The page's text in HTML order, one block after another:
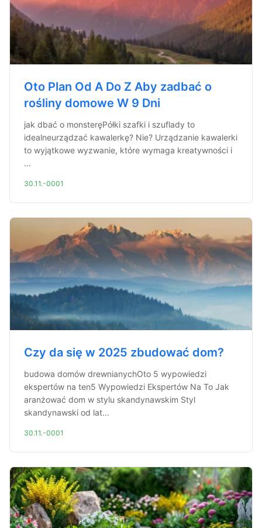
Oto Plan Od A Do Z Aby zadbać o
rośliny domowe W 9 Dni
jak dbać o monsteręPółki szafki i szuflady to
idealneurządzać kawalerkę? Nie? Urządzanie kawalerki
to wyjątkowe wyzwanie, które wymaga kreatywności i
...
30.11.-0001
Czy da się w 2025 zbudować dom?
budowa domów drewnianychOto 5 wypowiedzi
ekspertów na ten5 Wypowiedzi Ekspertów Na To Jak
aranżować dom w stylu skandynawskim Styl
skandynawski od lat...
30.11.-0001